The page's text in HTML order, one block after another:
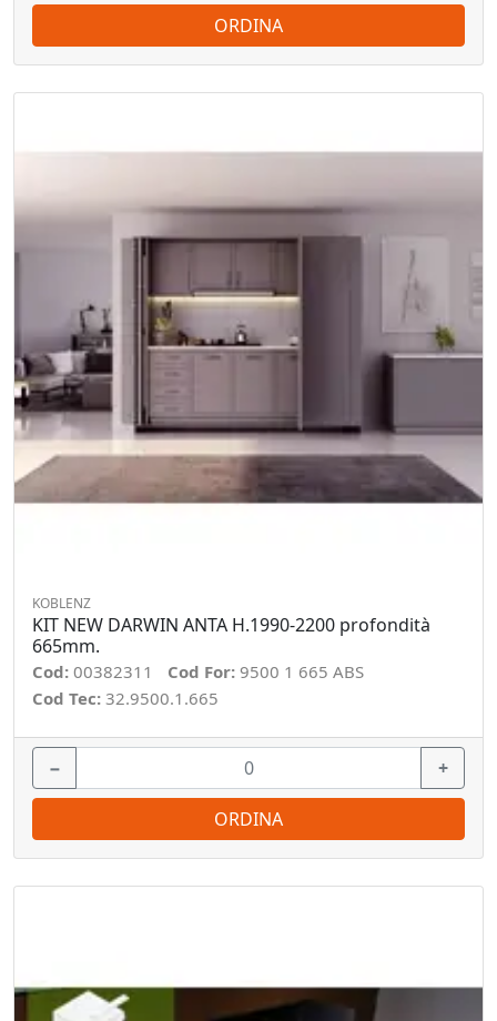
ORDINA
KOBLENZ
KIT NEW DARWIN ANTA H.1990-2200 profondità
665mm.
Cod: 00382311 Cod For: 9500 1 665 ABS
Cod Tec: 32.9500.1.665
− +
ORDINA